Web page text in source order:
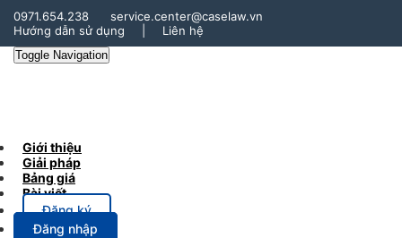
0971.654.238
service.center@caselaw.vn
Hướng dẫn sử dụng
Liên hệ
Toggle Navigation
Giới thiệu
Giải pháp
Bảng giá
Bài viết
Đăng ký
Đăng nhập